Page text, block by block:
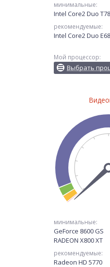
минимальные:
Intel Core2 Duo
рекомендуемые:
Intel Core2 Duo
Мой процессор:
Выбрать
минимальные:
GeForce 8600 GS
RADEON X800 XT
рекомендуемые:
Radeon HD 5770